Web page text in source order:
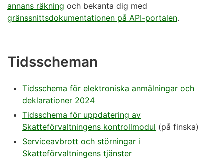
annans räkning och bekanta dig med
gränssnittsdokumentationen på API-portalen.
Tidsscheman
Tidsschema för elektroniska anmälningar och
deklarationer 2024
Tidsschema för uppdatering av
Skatteförvaltningens kontrollmodul (på finska)
Serviceavbrott och störningar i
Skatteförvaltningens tjänster